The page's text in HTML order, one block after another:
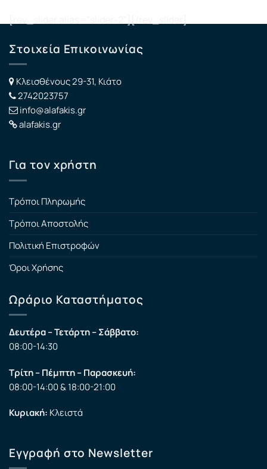
Στοιχεία Επικοινωνίας
Κλεισθένους 29-31, Κιάτο
2742023757
info@alafakis.gr
alafakis.gr
Για τον χρήστη
Τρόποι Πληρωμής
Τρόποι Αποστολής
Πολιτική Επιστροφών
Όροι Χρήσης
Ωράριο Καταστήματος
Δευτέρα – Τετάρτη – Σάββατο:
08:00-14:30
Τρίτη – Πέμπτη – Παρασκευή:
08:00-14:00 & 18:00-21:00
Κυριακή: Κλειστά
Εγγραφή στο Newsletter